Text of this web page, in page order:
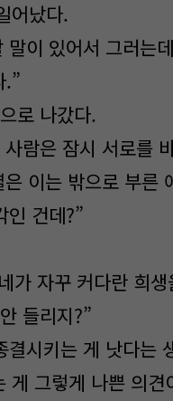
어났다.
말이 있어서 그러는
.”
로 나갔다.
람은 잠시 서로를
이는 밖으로 부른
인 건데?”
가 자꾸 커다란 희
들리지?”
결시키는 게 낫다는
게 그렇게 나쁜 의견